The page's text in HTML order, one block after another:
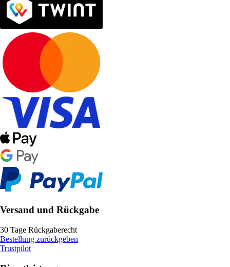
Versand und Rückgabe
30 Tage Rückgaberecht
Bestellung zurückgeben
Trustpilot